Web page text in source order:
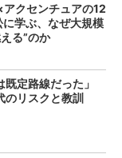
アクセンチュアの12
学ぶ、なぜ大規模
る”のか
既定路線だった」
リスクと教訓